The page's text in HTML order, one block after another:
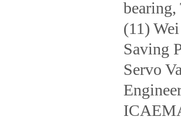
(11)
Saving
Servo